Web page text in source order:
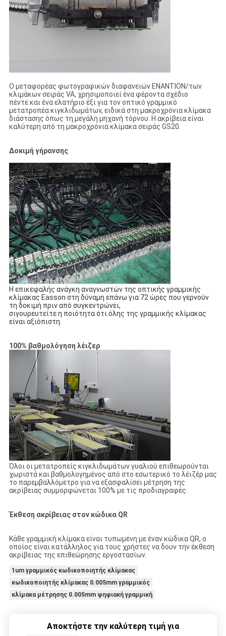
Ο μεταφορέας φωτογραφικών διαφανειών ΕΝΑΝΤΙΟΝ/των
κλιμάκων σειράς VA, χρησιμοποιεί ένα φέροντα σχέδιο
πέντε και ένα ελατήριο έξι για τον οπτικό γραμμικό
μετατροπέα κιγκλιδωμάτων, ειδικά στη μακροχρόνια κλίμακα
διάστασης όπως τη μεγάλη μηχανή τόρνου. Η ακρίβεια είναι
καλύτερη από τη μακροχρόνια κλίμακα σειράς GS20.
Δοκιμή γήρανσης
Η επικεφαλής ανάγκη αναγνωστών της οπτικής γραμμικής
κλίμακας Easson στη δύναμη επάνω για 72 ώρες που γερνούν
τη δοκιμή πριν από συγκεντρώνει,
σιγουρευτείτε η ποιότητα ότι όλης της γραμμικής κλίμακας
είναι αξιόπιστη.
100% βαθμολόγηση λέιζερ
Όλοι οι μετατροπείς κιγκλιδωμάτων γυαλιού επιθεωρούνται
χωριστά και βαθμολογημένος από στο εσωτερικό το λέιζέρ μας
το παρεμβαλλόμετρο για να εξασφαλίσει μέτρηση της
ακρίβειας συμμορφώνεται 100% με τις προδιαγραφές.
Έκθεση ακρίβειας στον κώδικα QR
Κάθε γραμμική κλίμακα είναι τυπωμένη με έναν κώδικα QR, ο
οποίος είναι κατάλληλος για τους χρήστες να δουν την έκθεση
ακρίβειας της επιθεώρησης εργοστασίων.
1um γραμμικός κωδικοποιητής κλίμακας
κωδικοποιητής κλίμακας 0.005mm γραμμικός
κλίμακα μέτρησης 0.005mm ψηφιακή γραμμική
Αποκτήστε την καλύτερη τιμή για